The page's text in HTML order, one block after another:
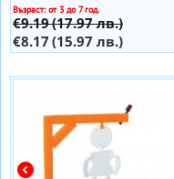
Възраст: от 3 до 7 год.
€9.19(17.97 лв.)
€8.17 (15.97 лв.)